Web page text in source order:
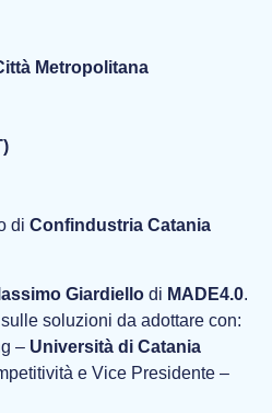
Metropolitana
di Confindustria Catania
Giardiello di MADE4.0.
soluzioni da adottare con:
– Università di Catania
e Vice Presidente –